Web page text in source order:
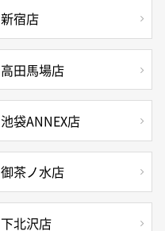
新宿店
高田馬場店
池袋ANNEX店
御茶ノ水店
下北沢店